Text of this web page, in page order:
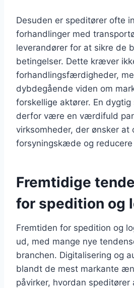
Desuden er speditører ofte
forhandlinger med
leverandører for at sikre de
betingelser. Dette kræver
forhandlingsfærdigheder,
dybdegående viden om
forskellige aktører. En dygtig
derfor være en værdifuld
virksomheder, der ønsker at
forsyningskæde og
Fremtidige
for spedition og
Fremtiden for spedition og
ud, med mange nye
branchen. Digitalisering og
blandt de mest markante
påvirker, hvordan speditører